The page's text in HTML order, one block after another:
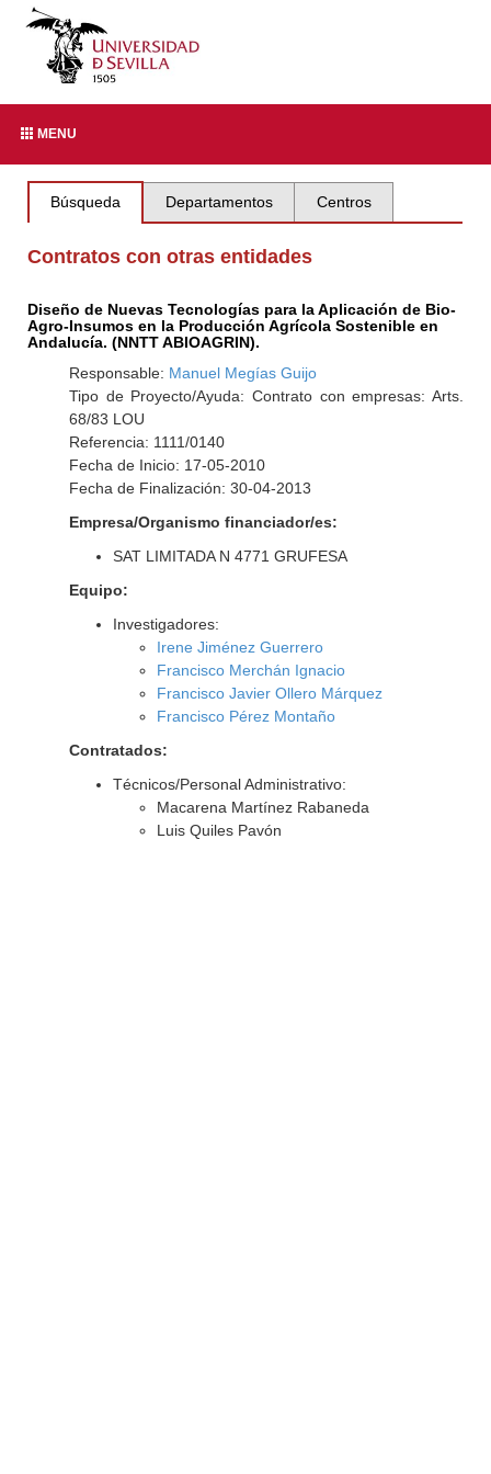
MENU
Búsqueda Departamentos Centros
Contratos con otras entidades
Diseño de Nuevas Tecnologías para la Aplicación de Bio-
Agro-Insumos en la Producción Agrícola Sostenible en
Andalucía. (NNTT ABIOAGRIN).
Responsable: Manuel Megías Guijo
Tipo de Proyecto/Ayuda: Contrato con empresas: Arts.
68/83 LOU
Referencia: 1111/0140
Fecha de Inicio: 17-05-2010
Fecha de Finalización: 30-04-2013
Empresa/Organismo financiador/es:
SAT LIMITADA N 4771 GRUFESA
Equipo:
Investigadores:
Irene Jiménez Guerrero
Francisco Merchán Ignacio
Francisco Javier Ollero Márquez
Francisco Pérez Montaño
Contratados:
Técnicos/Personal Administrativo:
Macarena Martínez Rabaneda
Luis Quiles Pavón